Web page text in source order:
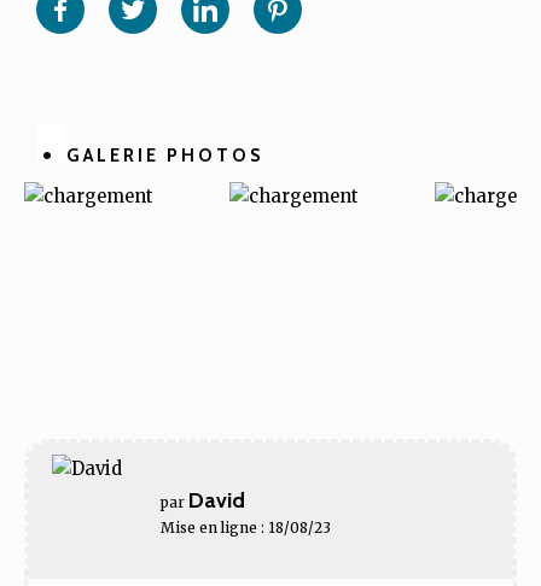
sur sur sur
GALERIE PHOTOS
par David
Mise en ligne : 18/08/23